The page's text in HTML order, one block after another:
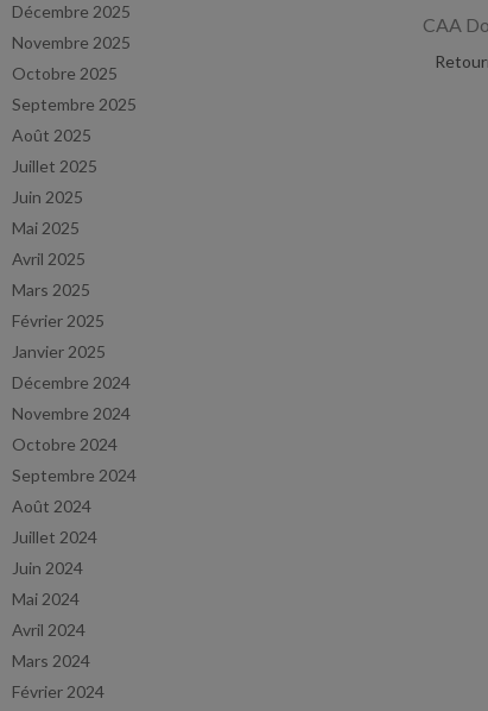
Décembre 2025
Novembre 2025
Octobre 2025
Septembre 2025
Août 2025
Juillet 2025
Juin 2025
Mai 2025
Avril 2025
Mars 2025
Février 2025
Janvier 2025
Décembre 2024
Novembre 2024
Octobre 2024
Septembre 2024
Août 2024
Juillet 2024
Juin 2024
Mai 2024
Avril 2024
Mars 2024
Février 2024
CAA